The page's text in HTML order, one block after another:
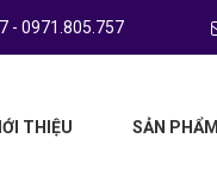
- 0971.805.757
THIỆU SẢN PHẨM